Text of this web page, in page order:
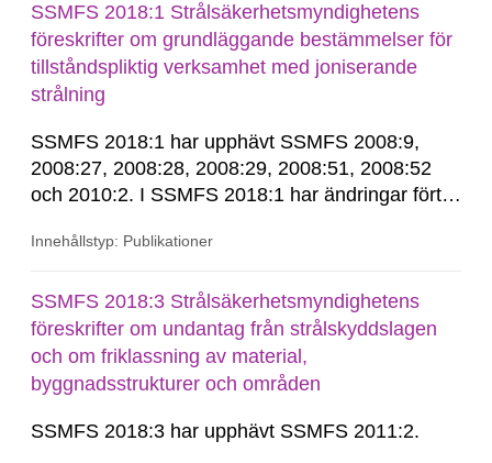
SSMFS 2018:1 Strålsäkerhetsmyndighetens
föreskrifter om grundläggande bestämmelser för
tillståndspliktig verksamhet med joniserande
strålning
SSMFS 2018:1 har upphävt SSMFS 2008:9,
2008:27, 2008:28, 2008:29, 2008:51, 2008:52
och 2010:2. I SSMFS 2018:1 har ändringar förts
SSMFS 2022:14, SSMFS 2024:2 och SSMFS
Innehållstyp: Publikationer
SSMFS 2018:3 Strålsäkerhetsmyndighetens
föreskrifter om undantag från strålskyddslagen
och om friklassning av material,
byggnadsstrukturer och områden
SSMFS 2018:3 har upphävt SSMFS 2011:2.